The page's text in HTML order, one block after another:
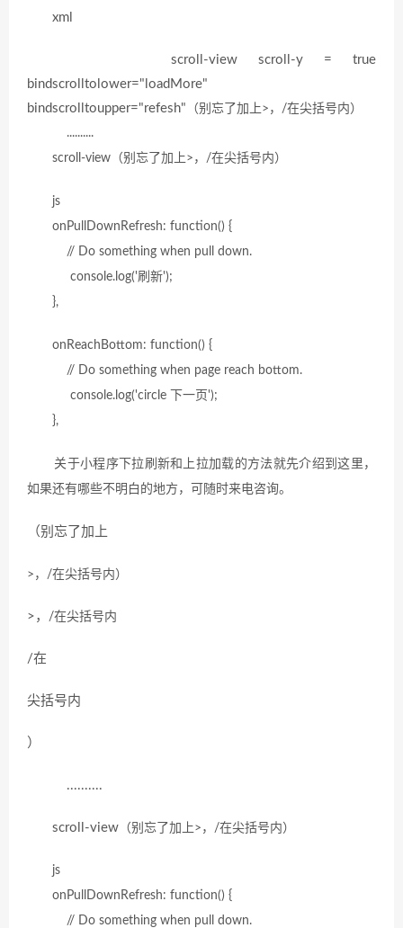
xml
scroll-view scroll-y = true
bindscrolltolower="loadMore"
bindscrolltoupper="refesh" （别忘了加上>， /在尖括号内 ）
..........
scroll-view （别忘了加上>， /在尖括号内 ）
js
onPullDownRefresh: function() {
// Do something when pull down.
console.log('刷新');
},
onReachBottom: function() {
// Do something when page reach bottom.
console.log('circle 下一页');
},
关于小程序下拉刷新和上拉加载的方法就先介绍到这里，
如果还有哪些不明白的地方，可随时来电咨询。
（别忘了加上
>， /在尖括号内 ）
>， /在尖括号内
/在
尖括号内
）
..........
scroll-view （别忘了加上>， /在尖括号内 ）
js
onPullDownRefresh: function() {
// Do something when pull down.